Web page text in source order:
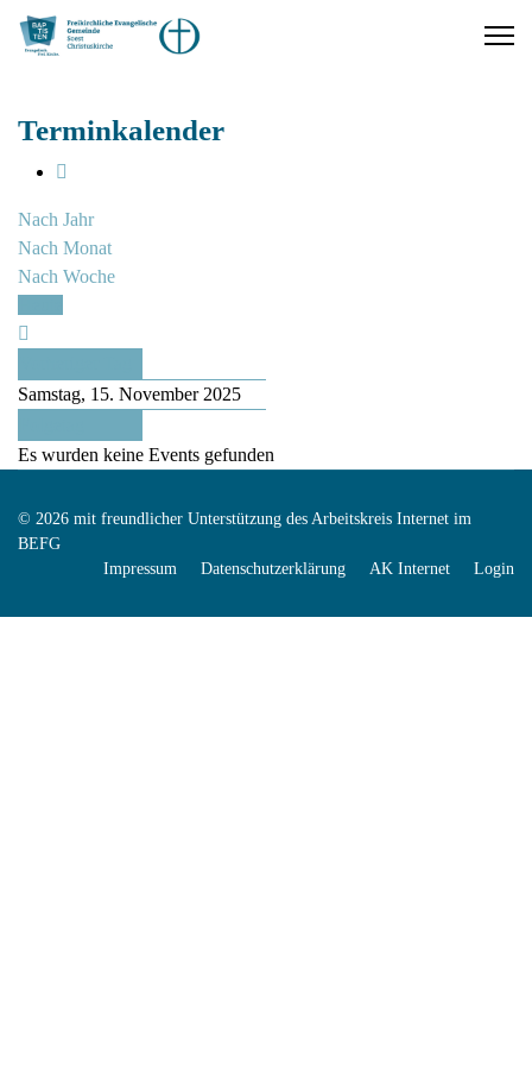
Terminkalender
Nach Jahr
Nach Monat
Nach Woche
Samstag, 15. November 2025
Es wurden keine Events gefunden
© 2026 mit freundlicher Unterstützung des Arbeitskreis Internet im
BEFG
Impressum
Datenschutzerklärung AK Internet Login